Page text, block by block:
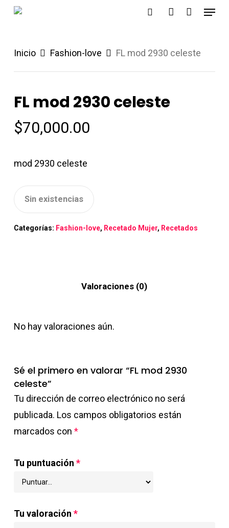
Skip
content
Menu
Inicio Fashion-love FL mod 2930 celeste
FL mod 2930 celeste
$70,000.00
mod 2930 celeste
Sin existencias
Categorías: Fashion-love, Recetado Mujer, Recetados
Valoraciones (0)
No hay valoraciones aún.
Sé el primero en valorar “FL mod 2930
celeste”
Tu dirección de correo electrónico no será
publicada. Los campos obligatorios están
marcados con *
Tu puntuación *
Tu valoración *